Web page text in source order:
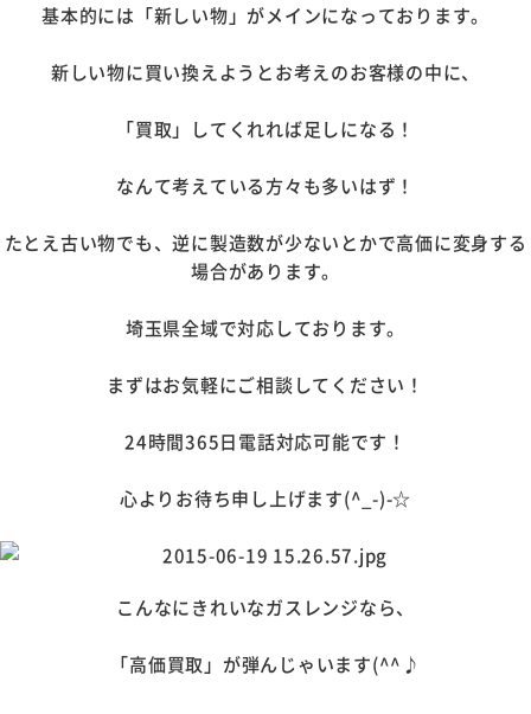
基本的には「新しい物」がメインになっております。
新しい物に買い換えようとお考えのお客様の中に、
「買取」してくれれば足しになる！
なんて考えている方々も多いはず！
たとえ古い物でも、逆に製造数が少ないとかで高価に変身する
場合があります。
埼玉県全域で対応しております。
まずはお気軽にご相談してください！
24時間365日電話対応可能です！
心よりお待ち申し上げます(^_-)-☆
こんなにきれいなガスレンジなら、
「高価買取」が弾んじゃいます(^^♪